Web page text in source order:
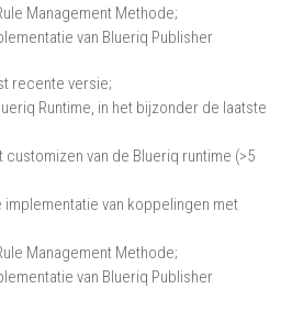
Management Methode;
van Blueriq Publisher
recente versie;
Runtime, in het bijzonder de laatste
van de Blueriq runtime (>5
implementatie van koppelingen met
Management Methode;
van Blueriq Publisher